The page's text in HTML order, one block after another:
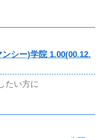
シー)学院 1.00(00.12.
たい方に